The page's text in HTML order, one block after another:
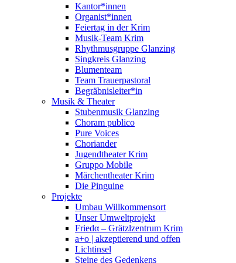
Kantor*innen
Organist*innen
Feiertag in der Krim
Musik-Team Krim
Rhythmusgruppe Glanzing
Singkreis Glanzing
Blumenteam
Team Trauerpastoral
Begräbnisleiter*in
Musik & Theater
Stubenmusik Glanzing
Choram publico
Pure Voices
Choriander
Jugendtheater Krim
Gruppo Mobile
Märchentheater Krim
Die Pinguine
Projekte
Umbau Willkommensort
Unser Umweltprojekt
Friedα – Grätzlzentrum Krim
a+o | akzeptierend und offen
Lichtinsel
Steine des Gedenkens